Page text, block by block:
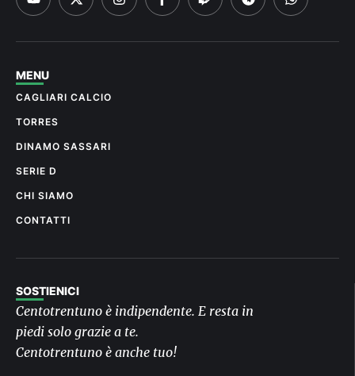
MENU
CAGLIARI CALCIO
TORRES
DINAMO SASSARI
SERIE D
CHI SIAMO
CONTATTI
SOSTIENICI
Centotrentuno è indipendente. E resta in
piedi solo grazie a te.
Centotrentuno è anche tuo!